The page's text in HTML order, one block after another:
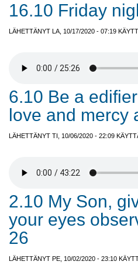
16.10 Friday
LÄHETTÄNYT LA, 10/17/2020 - 07:19
6.10 Be a
love and mercy
LÄHETTÄNYT TI, 10/06/2020 - 22:09
2.10 My Son,
your eyes
26
LÄHETTÄNYT PE, 10/02/2020 - 23:10